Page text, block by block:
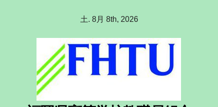
土. 8月 8th, 2026